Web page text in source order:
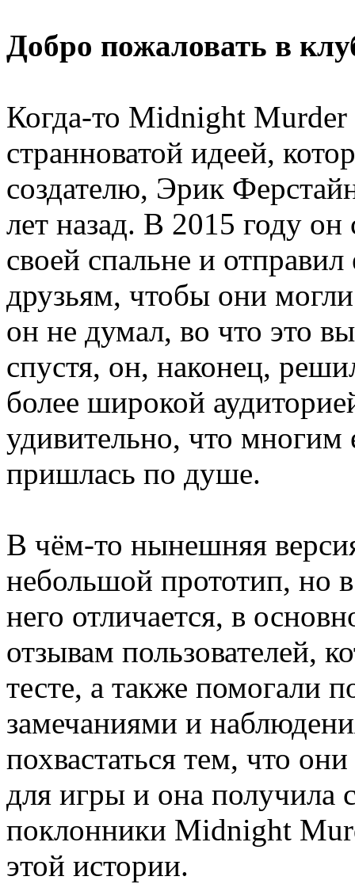
Добро пожаловать в
Когда-то Midnight
странноватой идеей,
создателю, Эрик
лет назад. В 2015 году
своей спальне и
друзьям, чтобы они
он не думал, во что это
спустя, он, наконец,
более широкой
удивительно, что многим
пришлась по душе.
В чём-то нынешняя
небольшой прототип, но
него отличается, в
отзывам пользователей,
тесте, а также помогали
замечаниями и
похвастаться тем, что
для игры и она получила
поклонники Midnight
этой истории.